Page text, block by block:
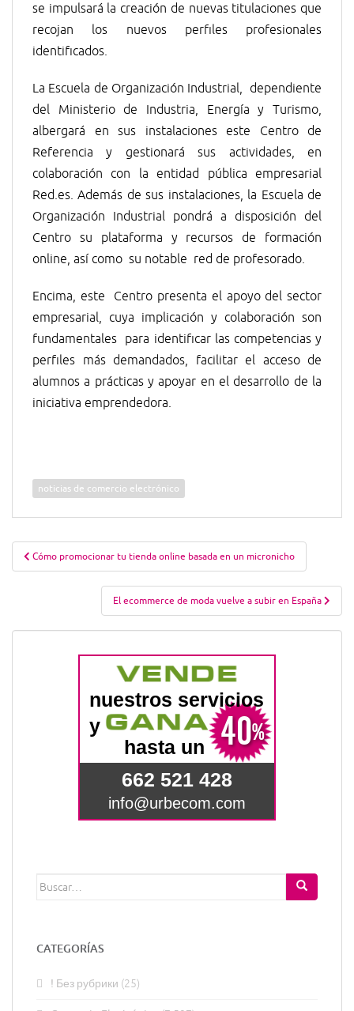
se impulsará la creación de nuevas titulaciones que
recojan los nuevos perfiles profesionales
identificados.
La Escuela de Organización Industrial, dependiente
del Ministerio de Industria, Energía y Turismo,
albergará en sus instalaciones este Centro de
Referencia y gestionará sus actividades, en
colaboración con la entidad pública empresarial
Red.es. Además de sus instalaciones, la Escuela de
Organización Industrial pondrá a disposición del
Centro su plataforma y recursos de formación
online, así como su notable red de profesorado.
Encima, este Centro presenta el apoyo del sector
empresarial, cuya implicación y colaboración son
fundamentales para identificar las competencias y
perfiles más demandados, facilitar el acceso de
alumnos a prácticas y apoyar en el desarrollo de la
iniciativa emprendedora.
noticias de comercio electrónico
Navegación
de
Cómo promocionar tu tienda online basada en un micronicho
El ecommerce de moda vuelve a subir en España
Buscar:
CATEGORÍAS
! Без рубрики (25)